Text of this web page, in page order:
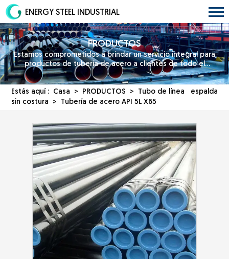
ENERGY STEEL INDUSTRIAL
PRODUCTOS
Estamos comprometidos a brindar un servicio integral para
productos de tubería de acero a clientes de todo el
mundo.
espalda
Estás aquí : Casa > PRODUCTOS > Tubo de línea
sin costura > Tubería de acero API 5L X65